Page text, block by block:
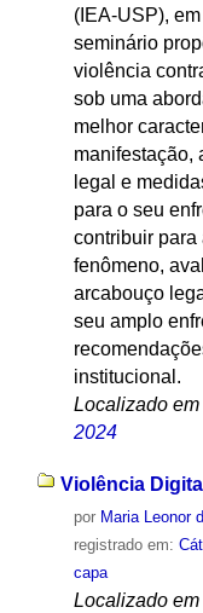
(IEA-USP),
seminário
violência
sob uma
melhor
manifestação,
legal e
para o seu
contribuir para
fenômeno,
arcabouço
seu amplo
institucional.
Localizado em
2024
Violência
por Maria Leonor
registrado em:
capa
Localizado em